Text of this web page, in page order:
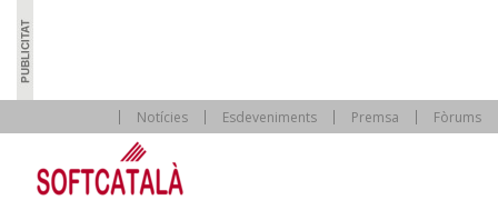
Notícies Esdeveniments Premsa Fòrums